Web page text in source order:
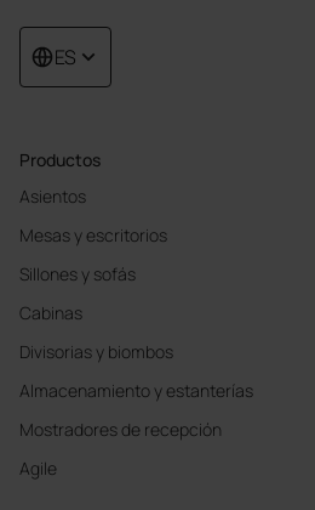
Productos
Asientos
Mesas y escritorios
Sillones y sofás
Cabinas
Divisorias y biombos
Almacenamiento y estanterías
Mostradores de recepción
Agile
ES